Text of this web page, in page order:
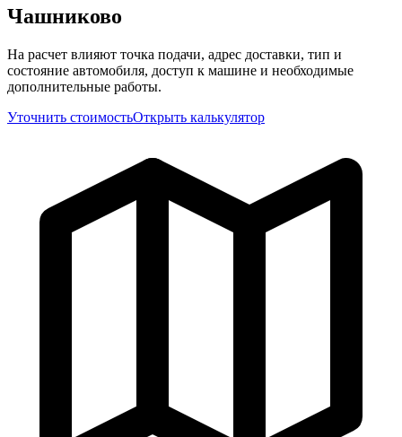
Чашниково
На расчет влияют точка подачи, адрес доставки, тип и
состояние автомобиля, доступ к машине и необходимые
дополнительные работы.
Уточнить стоимостьОткрыть калькулятор